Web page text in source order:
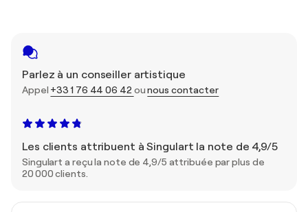
Parlez à un conseiller artistique
Appel +33 1 76 44 06 42 ounous contacter
Les clients attribuent à Singulart la note de 4,9/5
Singulart a reçu la note de 4,9/5 attribuée par plus de
20 000 clients.